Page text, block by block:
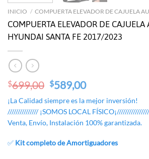
INICIO / COMPUERTA ELEVADOR DE CAJUELA
COMPUERTA ELEVADOR DE
HYUNDAI SANTA FE 2017/2023
$699,00 Original
was:
$699,00.
$589,00Current
is:
$589,00.
¡La Calidad siempre es la mejor inversión!
/////////////// ¡SOMOS LOCAL
Venta, Envío, Instalación 100% garantizada.
✅ Kit completo de Amortiguadores